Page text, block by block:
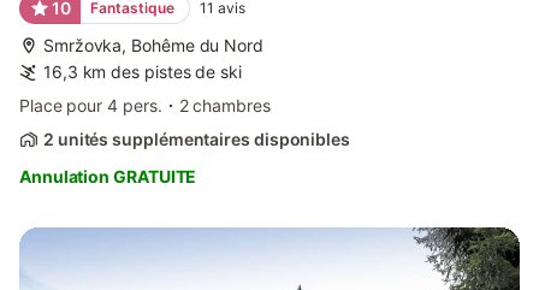
10 Fantastique 11 avis
Smržovka, Bohême du Nord
16,3 km des pistes de ski
Place pour 4 pers.
2 chambres
2 unités supplémentaires disponibles
Annulation GRATUITE